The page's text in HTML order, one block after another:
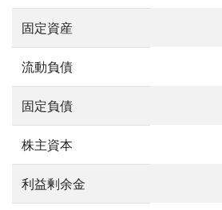
固定資産
流動負債
固定負債
株主資本
利益剰余金